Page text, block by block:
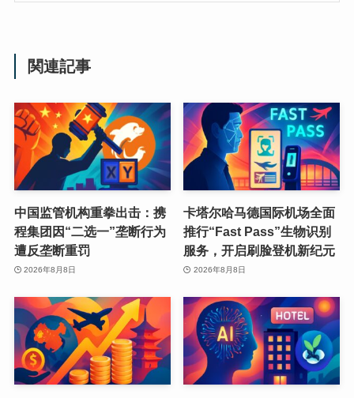
関連記事
中国监管机构重拳出击：携
程集团因“二选一”垄断行为
遭反垄断重罚
2026年8月8日
卡塔尔哈马德国际机场全面
推行“Fast Pass”生物识别
服务，开启刷脸登机新纪元
2026年8月8日